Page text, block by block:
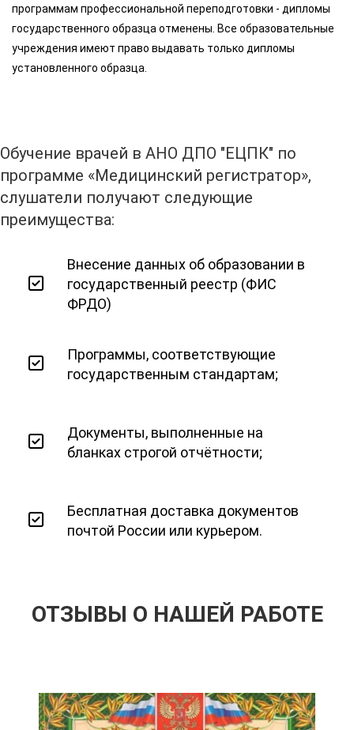
программам профессиональной переподготовки - дипломы
государственного образца отменены. Все образовательные
учреждения имеют право выдавать только дипломы
установленного образца.
Обучение врачей в АНО ДПО "ЕЦПК" по
программе «Медицинский регистратор»,
слушатели получают следующие
преимущества:
Внесение данных об образовании в
государственный реестр (ФИС
ФРДО)
Программы, соответствующие
государственным стандартам;
Документы, выполненные на
бланках строгой отчётности;
Бесплатная доставка документов
почтой России или курьером.
ОТЗЫВЫ О НАШЕЙ РАБОТЕ